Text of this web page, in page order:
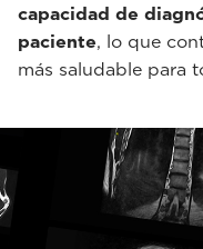
capacidad de
paciente, lo que
más saludable para